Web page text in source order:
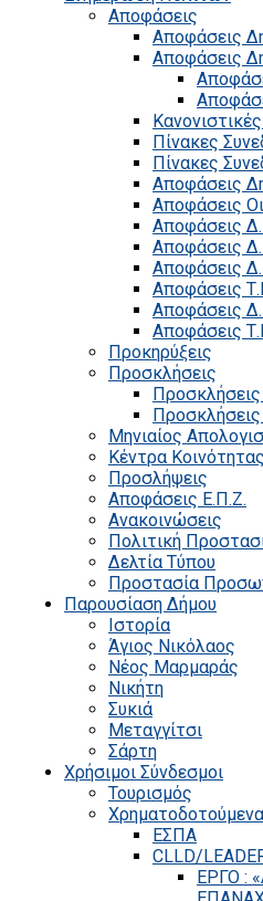
Αποφάσεις
Αποφάσεις
Αποφάσεις
Πίνακες
Πίνακες
Αποφάσεις
Αποφάσεις
Αποφάσεις
Αποφάσεις
Αποφάσεις
Αποφάσεις
Αποφάσεις
Αποφάσεις
Προκηρύξεις
Προσκλήσεις
Μηνιαίος
Κέντρα Κοινότητας
Προσλήψεις
Αποφάσεις Ε.Π.Ζ.
Ανακοινώσεις
Πολιτική
Δελτία Τύπου
Προστασία
Παρουσίαση Δήμου
Ιστορία
Άγιος Νικόλαος
Νέος Μαρμαράς
Νικήτη
Συκιά
Μεταγγίτσι
Σάρτη
Χρήσιμοι Σύνδεσμοι
Τουρισμός
ΕΣΠΑ
CLLD/
ΕΡΓΟ :